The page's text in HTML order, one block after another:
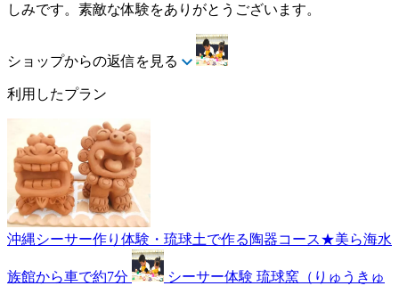
しみです。素敵な体験をありがとうございます。
ショップからの返信を見る
利用したプラン
沖縄シーサー作り体験・琉球土で作る陶器コース★美ら海水
族館から車で約7分
シーサー体験 琉球窯（りゅうきゅ